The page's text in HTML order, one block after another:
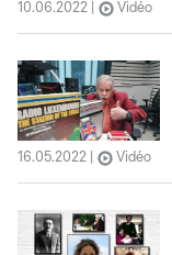
10.06.2022 Vidéo
16.05.2022 Vidéo